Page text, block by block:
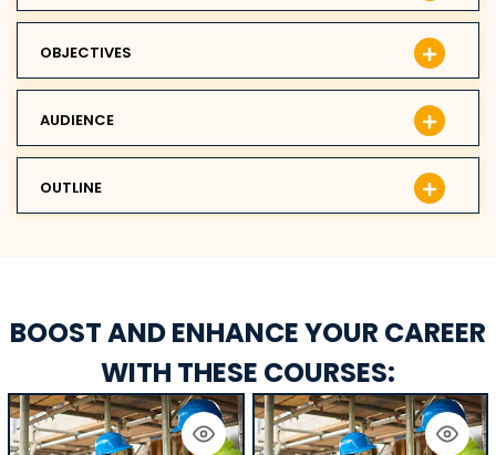
OBJECTIVES
AUDIENCE
OUTLINE
BOOST AND ENHANCE YOUR CAREER
WITH THESE COURSES: